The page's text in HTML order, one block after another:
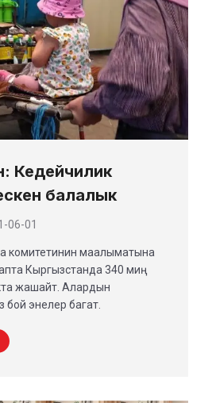
Кедейчилик
балалык
06-01
комитетинин маалыматына
Кыргызстанда 340 миң
жашайт. Алардын
бой энелер багат.